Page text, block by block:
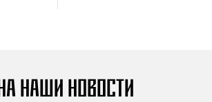
НАШИ НОВОСТИ